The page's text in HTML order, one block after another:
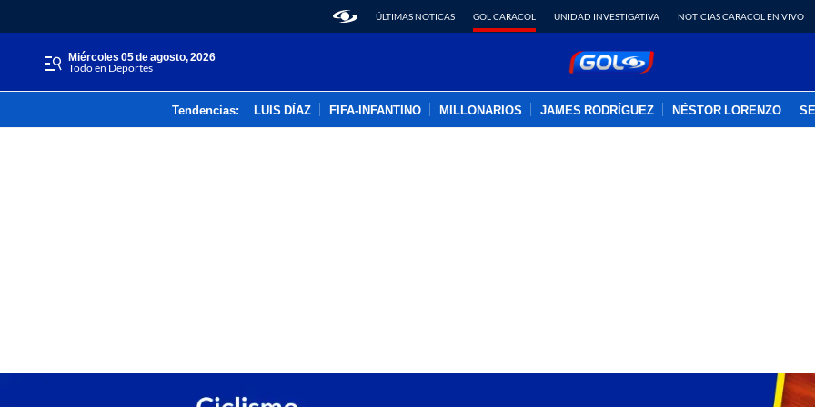
ÚLTIMAS NOTICAS GOL CARACOL UNIDAD INVESTIGATIVA NOTICIAS CARACOL EN VIVO
miércoles 05 de agosto, 2026
Todo en Deportes
Tendencias: LUIS DÍAZ FIFA-INFANTINO MILLONARIOS JAMES RODRÍGUEZ NÉSTOR LORENZO